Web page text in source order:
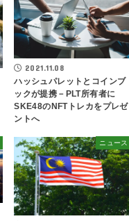
2021.11.08
ハッシュパレットとコインブ
ックが提携－PLT所有者に
SKE48のNFTトレカをプレゼ
ントへ
ニュース